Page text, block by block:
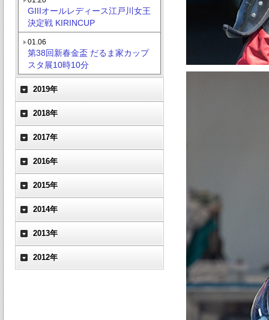
GIIIオールレディース江戸川女王
決定戦 KIRINCUP
01.06
第38回新春金盃 だるま家カップ
スタ展10時10分
2019年
2018年
2017年
2016年
2015年
2014年
2013年
2012年